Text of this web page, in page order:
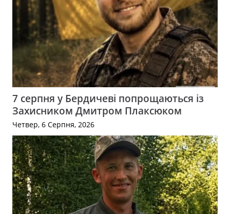
7 серпня у Бердичеві попрощаються із
Захисником Дмитром Плаксюком
Четвер, 6 Серпня, 2026